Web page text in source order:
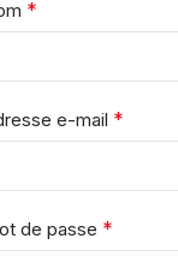
*
e-mail *
de passe *